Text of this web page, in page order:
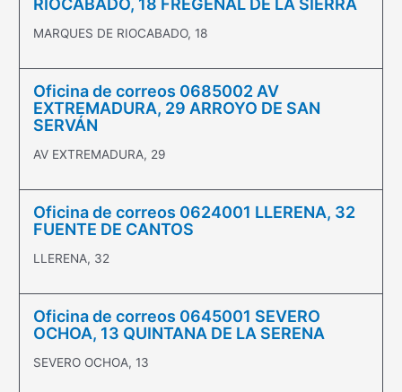
RIOCABADO, 18 FREGENAL DE LA SIERRA
MARQUES DE RIOCABADO, 18
Oficina de correos 0685002 AV
EXTREMADURA, 29 ARROYO DE SAN
SERVÁN
AV EXTREMADURA, 29
Oficina de correos 0624001 LLERENA, 32
FUENTE DE CANTOS
LLERENA, 32
Oficina de correos 0645001 SEVERO
OCHOA, 13 QUINTANA DE LA SERENA
SEVERO OCHOA, 13